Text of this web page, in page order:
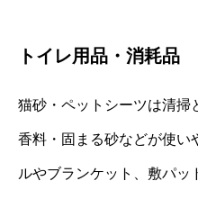
トイレ用品・消耗品
猫砂・ペットシーツは清掃
香料・固まる砂などが使い
ルやブランケット、敷パ